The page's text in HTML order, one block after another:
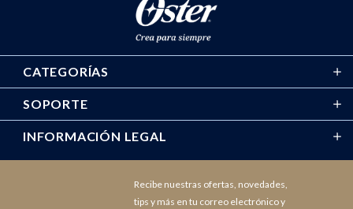
CATEGORÍAS
SOPORTE
INFORMACIÓN LEGAL
Recibe nuestras ofertas, novedades,
tips y más en tu correo electrónico y